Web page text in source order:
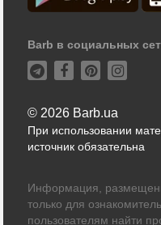
Barb в социальных
© 2026 Barb.ua
При использовании
источник обязательна
Информация,
только для
пользователям найти